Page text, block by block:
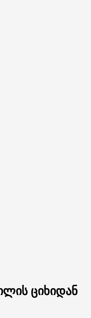
ციხიდან